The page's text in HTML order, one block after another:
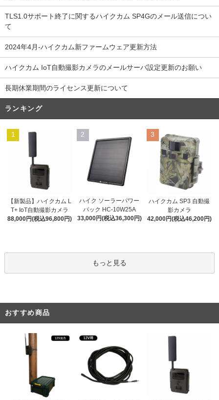
TLS1.0サポート終了に関するハイクカム SP4Gのメール送信につい
て
2024年4月-ハイクカム新ファームウェア更新方法
ハイクカム IoT自動撮影カメラのメールサーバ設定更新のお願い
長期休業期間のライセンス更新について
ランキング
1
【新製品】ハイクカム L
T+ IoT自動撮影カメラ
88,000円(税込96,800円)
2
ハイク ソーラーパワー
パック HC-10W25A
33,000円(税込36,300円)
3
ハイクカム SP3 自動撮
影カメラ
42,000円(税込46,200円)
もっと見る
おすすめ商品